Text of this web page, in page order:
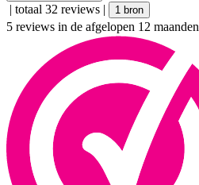
| totaal 32 reviews | 1 bron
5 reviews in de afgelopen 12 maanden